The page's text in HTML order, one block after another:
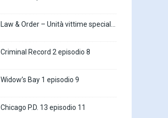
Criminal Record 2 episodio 8
Widow’s Bay 1 episodio 9
Chicago P.D. 13 episodio 11